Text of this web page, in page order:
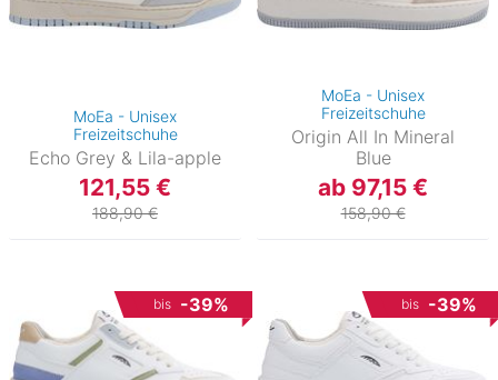
MoEa - Unisex
Freizeitschuhe
Echo Grey & Lila-apple
121,55 €
188,90 €
MoEa - Unisex
Freizeitschuhe
Origin All In Mineral
Blue
ab 97,15 €
158,90 €
bis -39% bis -39%